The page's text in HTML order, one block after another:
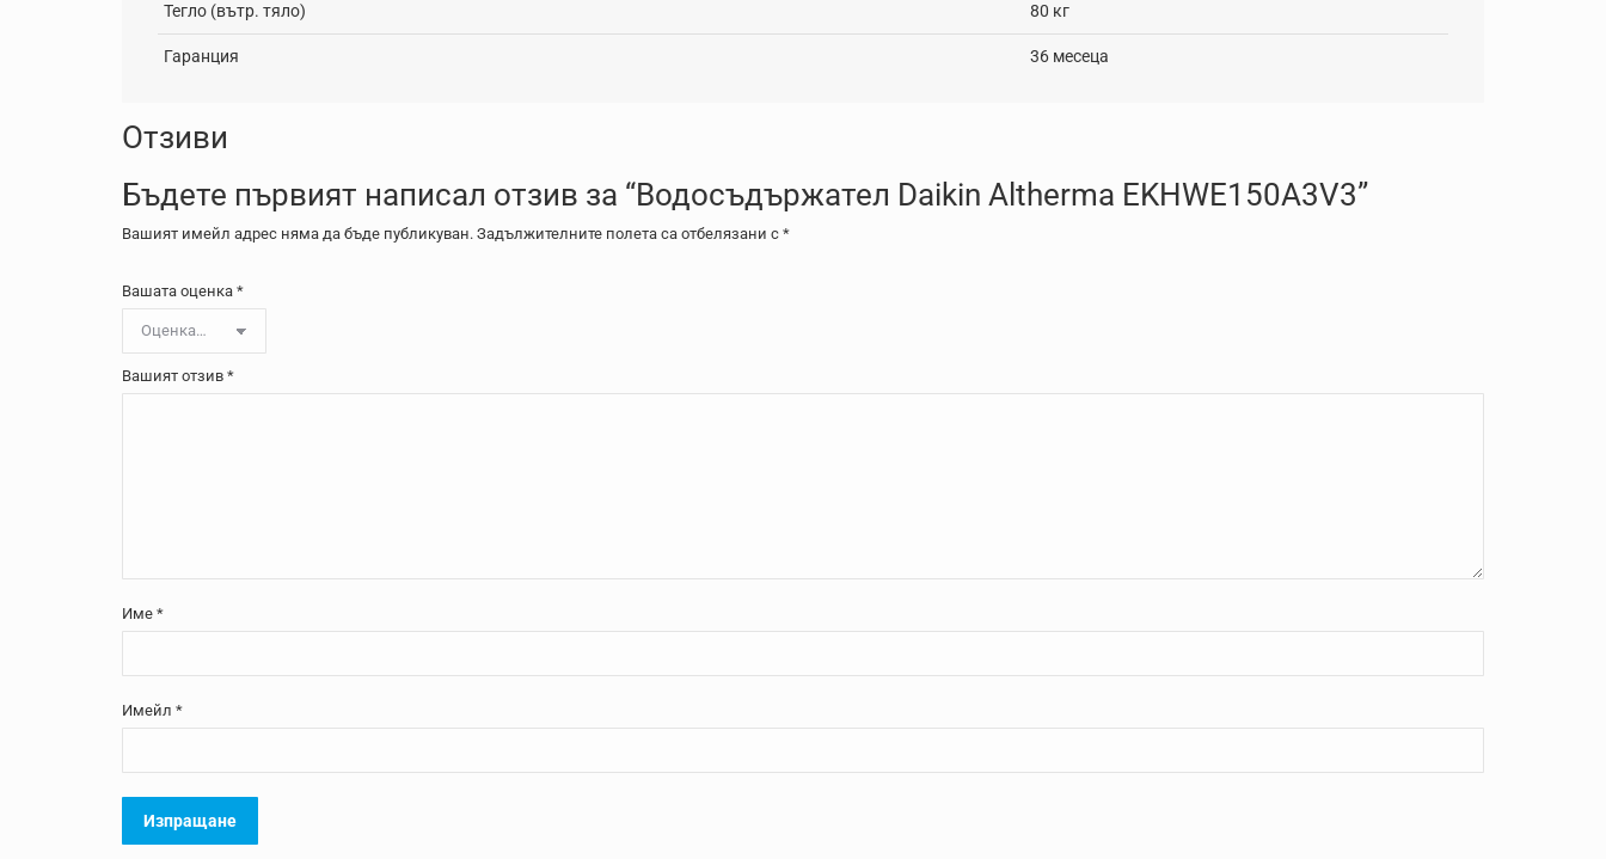
Тегло (вътр. тяло) 80 кг
Гаранция 36 месеца
Отзиви
Бъдете първият написал отзив за “Водосъдържател Daikin Altherma EKHWE150A3V3”
Вашият имейл адрес няма да бъде публикуван. Задължителните полета са отбелязани с *
Вашата оценка *
Вашият отзив *
Име *
Имейл *